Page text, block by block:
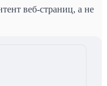
веб-страниц, а не